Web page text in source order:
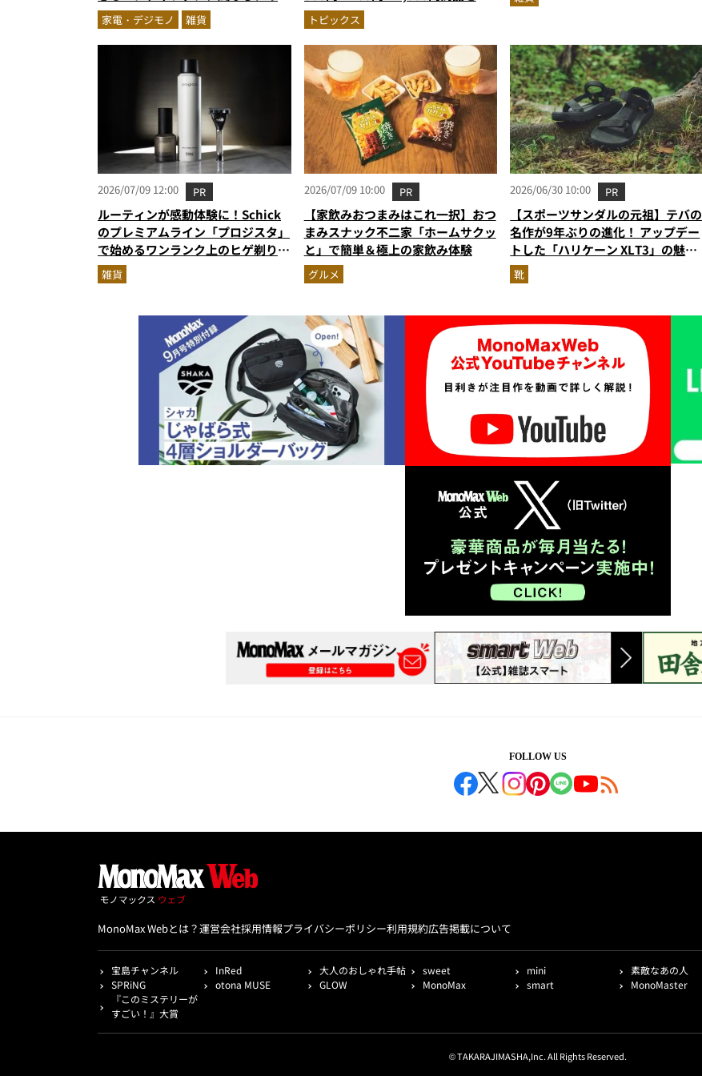
カイロほか最強携帯型クールガジェ
ット4選
家電・デジモノ 雑貨
較して見えた違いと“選び方”
トピックス
2026/07/09 12:00 PR
ルーティンが感動体験に！Schick
のプレミアムライン「プロジスタ」
で始めるワンランク上のヒゲ剃り習
慣
雑貨
2026/07/09 10:00 PR
【家飲みおつまみはこれ一択】おつ
まみスナック不二家「ホームサクッ
と」で簡単＆極上の家飲み体験
グルメ
2026/06/30 10:00 PR
【スポーツサンダルの元祖】テバの
名作が9年ぶりの進化！ アップデー
トした「ハリケーン XLT3」の魅力
を識者があらゆる角度から徹底解
説！
靴
FOLLOW US
MonoMax Webとは？運営会社採用情報プライバシーポリシー利用規約広告掲載について
宝島チャンネル InRed 大人のおしゃれ手帖 sweet mini 素敵なあの人
SPRiNG
otona MUSE GLOW MonoMax smart MonoMaster
『このミステリーが
すごい！』大賞
© TAKARAJIMASHA,Inc. All Rights Reserved.